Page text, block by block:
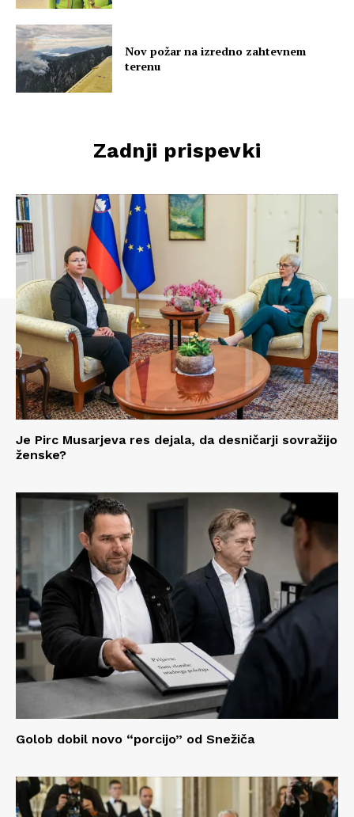
Nov požar na izredno zahtevnem
terenu
Zadnji prispevki
Je Pirc Musarjeva res dejala, da desničarji sovražijo
ženske?
Golob dobil novo “porcijo” od Snežiča